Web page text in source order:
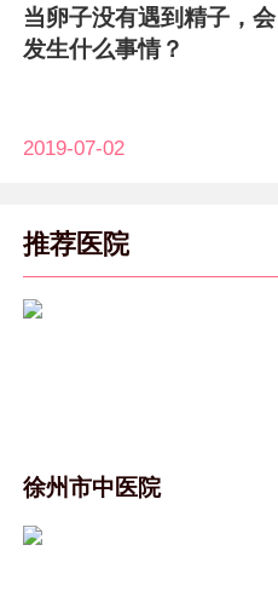
当卵子没有遇到精子，会
发生什么事情？
2019-07-02
推荐医院
徐州市中医院